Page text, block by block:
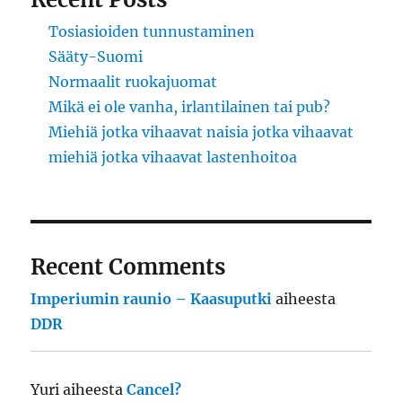
Tosiasioiden tunnustaminen
Sääty-Suomi
Normaalit ruokajuomat
Mikä ei ole vanha, irlantilainen tai pub?
Miehiä jotka vihaavat naisia jotka vihaavat
miehiä jotka vihaavat lastenhoitoa
Recent Comments
Imperiumin raunio – Kaasuputki aiheesta
DDR
Yuri aiheestaCancel?